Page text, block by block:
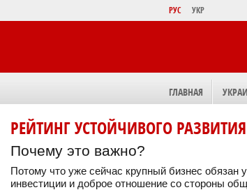
РУС УКР
ГЛАВНАЯ
РЕЙТИНГ УСТОЙЧИВОГО
Почему это важно?
Потому что уже сейчас крупный бизнес обязан
инвестиции и доброе отношение со стороны